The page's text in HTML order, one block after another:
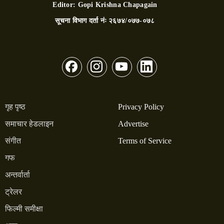
Editor: Gopi Krishna Chapagain
सूचना विभाग दर्ता नंः २६७४/०७७-०७८
गृह पृष्ठ
समाचार हेडलाइन
संगीत
गफ
अन्तर्वार्ता
ट्रेलर
फिल्मी समीक्षा
Privacy Policy
Advertise
Terms of Service